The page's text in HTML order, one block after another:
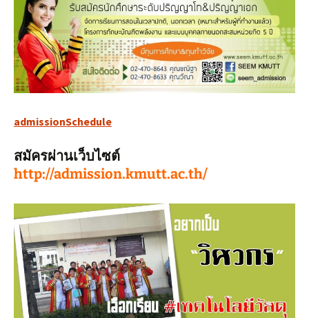
admissionSchedule
สมัครผ่านเว็บไซต์
http://admission.kmutt.ac.th/